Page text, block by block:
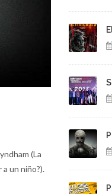
(La
un niño?).